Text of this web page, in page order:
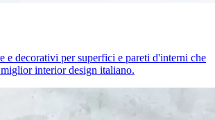
e decorativi per superfici e pareti d'interni che
interior design italiano.